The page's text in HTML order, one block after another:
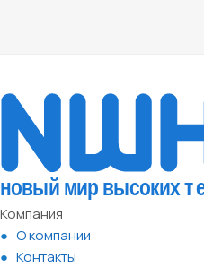
Компания
О компании
Контакты